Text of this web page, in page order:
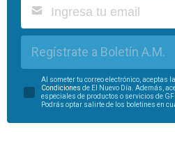
Regístrate a Boletín A.M.
Al someter tu correo electrónico, aceptas la
Condiciones de El Nuevo Día. Además,
especiales de productos o servicios de
Podrás optar salirte de los boletines en